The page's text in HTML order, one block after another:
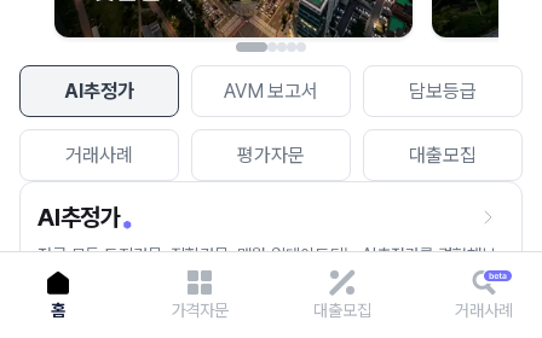
AI추정가 AVM 보고서 담보등급
거래사례 평가자문 대출모집
AI추정가
전국 모든 토지건물, 집합건물, 매월 업데이트되는 AI추정가를 경험해보
세요.
홈 가격자문 대출모집 거래사례